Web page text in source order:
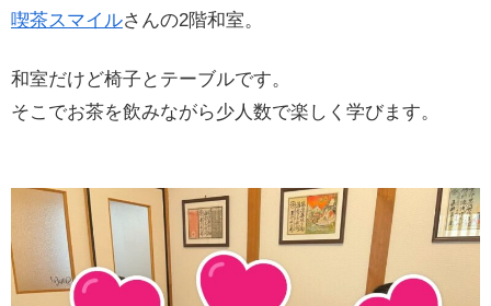
喫茶スマイルさんの2階和室。
和室だけど椅子とテーブルです。
そこでお茶を飲みながら少人数で楽しく学びます。